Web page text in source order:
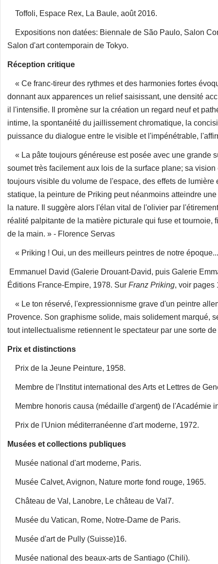
Toffoli, Espace Rex, La Baule, août 2016.
Expositions non datées: Biennale de São Paulo, Salon
Salon d'art contemporain de Tokyo.
Réception critique
« Ce franc-tireur des rythmes et des harmonies fortes
donnant aux apparences un relief saisissant, une densité
il l'intensifie. Il promène sur la création un regard neuf et
intime, la spontanéité du jaillissement chromatique, la
puissance du dialogue entre le visible et l'impénétrable,
« La pâte toujours généreuse est posée avec une grande
soumet très facilement aux lois de la surface plane; sa
toujours visible du volume de l'espace, des effets de
statique, la peinture de Priking peut néanmoins atteindre
la nature. Il suggère alors l'élan vital de l'olivier par
réalité palpitante de la matière picturale qui fuse et
de la main. » - Florence Servas
« Priking ! Oui, un des meilleurs peintres de notre
Emmanuel David (Galerie Drouant-David, puis Galerie
Éditions France-Empire, 1978. Sur Franz Priking, voir pages
« Le ton réservé, l'expressionnisme grave d'un peintre
Provence. Son graphisme solide, mais solidement marqué,
tout intellectualisme retiennent le spectateur par une sorte
Prix et distinctions
Prix de la Jeune Peinture, 1958.
Membre de l'Institut international des Arts et Lettres de
Membre honoris causa (médaille d'argent) de l'Académie
Prix de l'Union méditerranéenne d'art moderne, 1972.
Musées et collections publiques
Musée national d'art moderne, Paris.
Musée Calvet, Avignon, Nature morte fond rouge, 1965.
Château de Val, Lanobre, Le château de Val7.
Musée du Vatican, Rome, Notre-Dame de Paris.
Musée d'art de Pully (Suisse)16.
Musée national des beaux-arts de Santiago (Chili).